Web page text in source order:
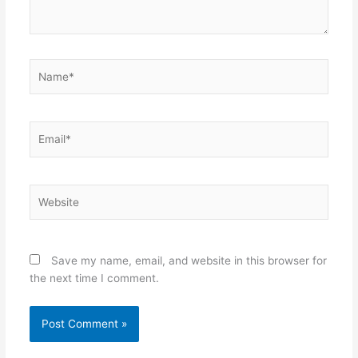
Save my name, email, and website in this browser for
the next time I comment.